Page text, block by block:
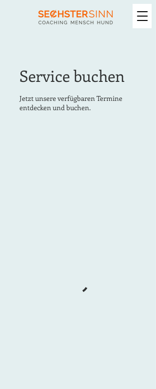
Service buchen
Jetzt unsere verfügbaren Termine
entdecken und buchen.